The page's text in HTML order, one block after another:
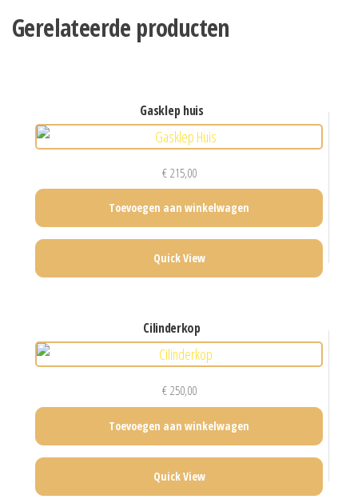
Gerelateerde producten
gasklep huis
€215,00
Toevoegen aan winkelwagen
Quick View
cilinderkop
€250,00
Toevoegen aan winkelwagen
Quick View